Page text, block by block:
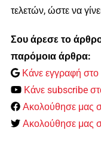
τελετών, ώστε να
Σου άρεσε το
παρόμοια άρθρα:
Κάνε εγγραφή
Κάνε subscribe
Ακολούθησε μας
Ακολούθησε μας